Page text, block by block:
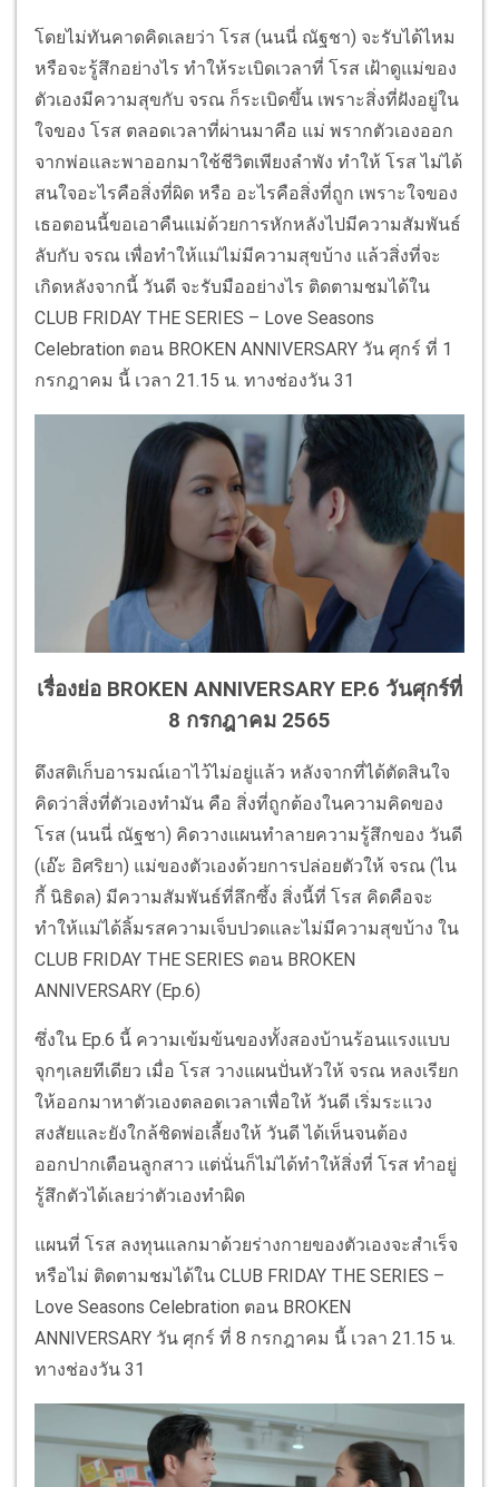
โดยไม่ทันคาดคิดเลยว่า โรส (นนนี่ ณัฐชา) จะรับได้ไหม
หรือจะรู้สึกอย่างไร ทำให้ระเบิดเวลาที่ โรส เฝ้าดูแม่ของ
ตัวเองมีความสุขกับ จรณ ก็ระเบิดขึ้น เพราะสิ่งที่ฝังอยู่ใน
ใจของ โรส ตลอดเวลาที่ผ่านมาคือ แม่ พรากตัวเองออก
จากพ่อและพาออกมาใช้ชีวิตเพียงลำพัง ทำให้ โรส ไม่ได้
สนใจอะไรคือสิ่งที่ผิด หรือ อะไรคือสิ่งที่ถูก เพราะใจของ
เธอตอนนี้ขอเอาคืนแม่ด้วยการหักหลังไปมีความสัมพันธ์
ลับกับ จรณ เพื่อทำให้แม่ไม่มีความสุขบ้าง แล้วสิ่งที่จะ
เกิดหลังจากนี้ วันดี จะรับมืออย่างไร ติดตามชมได้ใน
CLUB FRIDAY THE SERIES – Love Seasons
Celebration ตอน BROKEN ANNIVERSARY วัน ศุกร์ ที่ 1
กรกฎาคม นี้ เวลา 21.15 น. ทางช่องวัน 31
เรื่องย่อ BROKEN ANNIVERSARY EP.6 วันศุกร์ที่
8 กรกฎาคม 2565
ดึงสติเก็บอารมณ์เอาไว้ไม่อยู่แล้ว หลังจากที่ได้ตัดสินใจ
คิดว่าสิ่งที่ตัวเองทำมัน คือ สิ่งที่ถูกต้องในความคิดของ
โรส (นนนี่ ณัฐชา) คิดวางแผนทำลายความรู้สึกของ วันดี
(เอ๊ะ อิศริยา) แม่ของตัวเองด้วยการปล่อยตัวให้ จรณ (ไน
กี้ นิธิดล) มีความสัมพันธ์ที่ลึกซึ้ง สิ่งนี้ที่ โรส คิดคือจะ
ทำให้แม่ได้ลิ้มรสความเจ็บปวดและไม่มีความสุขบ้าง ใน
CLUB FRIDAY THE SERIES ตอน BROKEN
ANNIVERSARY (Ep.6)
ซึ่งใน Ep.6 นี้ ความเข้มข้นของทั้งสองบ้านร้อนแรงแบบ
จุกๆเลยทีเดียว เมื่อ โรส วางแผนปั่นหัวให้ จรณ หลงเรียก
ให้ออกมาหาตัวเองตลอดเวลาเพื่อให้ วันดี เริ่มระแวง
สงสัยและยังใกล้ชิดพ่อเลี้ยงให้ วันดี ได้เห็นจนต้อง
ออกปากเตือนลูกสาว แต่นั่นก็ไม่ได้ทำให้สิ่งที่ โรส ทำอยู่
รู้สึกตัวได้เลยว่าตัวเองทำผิด
แผนที่ โรส ลงทุนแลกมาด้วยร่างกายของตัวเองจะสำเร็จ
หรือไม่ ติดตามชมได้ใน CLUB FRIDAY THE SERIES –
Love Seasons Celebration ตอน BROKEN
ANNIVERSARY วัน ศุกร์ ที่ 8 กรกฎาคม นี้ เวลา 21.15 น.
ทางช่องวัน 31